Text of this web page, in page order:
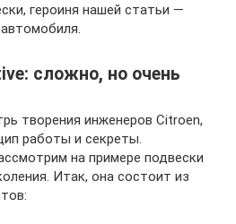
героиня нашей статьи —
сложно, но очень
творения инженеров Citroen,
работы и секреты.
на примере подвески
Итак, она состоит из